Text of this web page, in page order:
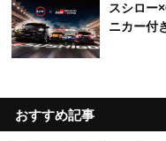
スシロー
ニカー付
おすすめ記事